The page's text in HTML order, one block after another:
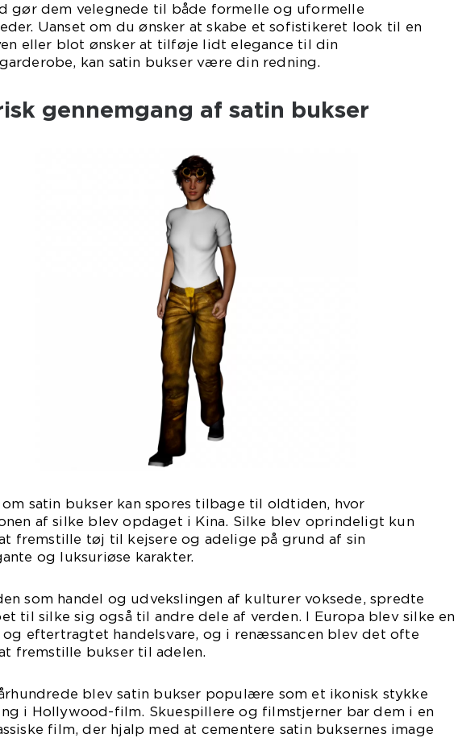
gør dem velegnede til både formelle og uformelle
Uanset om du ønsker at skabe et sofistikeret look til en
eller blot ønsker at tilføje lidt elegance til din
kan satin bukser være din redning.
gennemgang af satin bukser
satin bukser kan spores tilbage til oldtiden, hvor
af silke blev opdaget i Kina. Silke blev oprindeligt kun
fremstille tøj til kejsere og adelige på grund af sin
og luksuriøse karakter.
som handel og udvekslingen af kulturer voksede, spredte
til silke sig også til andre dele af verden. I Europa blev silke en
og eftertragtet handelsvare, og i renæssancen blev det ofte
fremstille bukser til adelen.
blev satin bukser populære som et ikonisk stykke
i Hollywood-film. Skuespillere og filmstjerner bar dem i en
film, der hjalp med at cementere satin buksernes image